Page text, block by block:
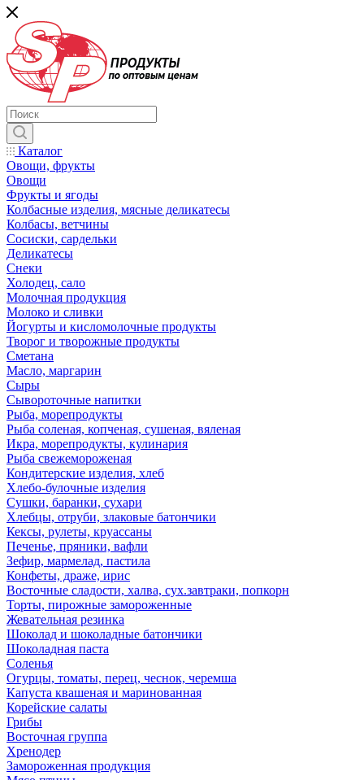
Каталог
Овощи, фрукты
Овощи
Фрукты и ягоды
Колбасные изделия, мясные деликатесы
Колбасы, ветчины
Сосиски, сардельки
Деликатесы
Снеки
Холодец, сало
Молочная продукция
Молоко и сливки
Йогурты и кисломолочные продукты
Творог и творожные продукты
Сметана
Масло, маргарин
Сыры
Сывороточные напитки
Рыба, морепродукты
Рыба соленая, копченая, сушеная, вяленая
Икра, морепродукты, кулинария
Рыба свежемороженая
Кондитерские изделия, хлеб
Хлебо-булочные изделия
Сушки, баранки, сухари
Хлебцы, отруби, злаковые батончики
Кексы, рулеты, круассаны
Печенье, пряники, вафли
Зефир, мармелад, пастила
Конфеты, драже, ирис
Восточные сладости, халва, сух.завтраки, попкорн
Торты, пирожные замороженные
Жевательная резинка
Шоколад и шоколадные батончики
Шоколадная паста
Соленья
Огурцы, томаты, перец, чеснок, черемша
Капуста квашеная и маринованная
Корейские салаты
Грибы
Восточная группа
Хренодер
Замороженная продукция